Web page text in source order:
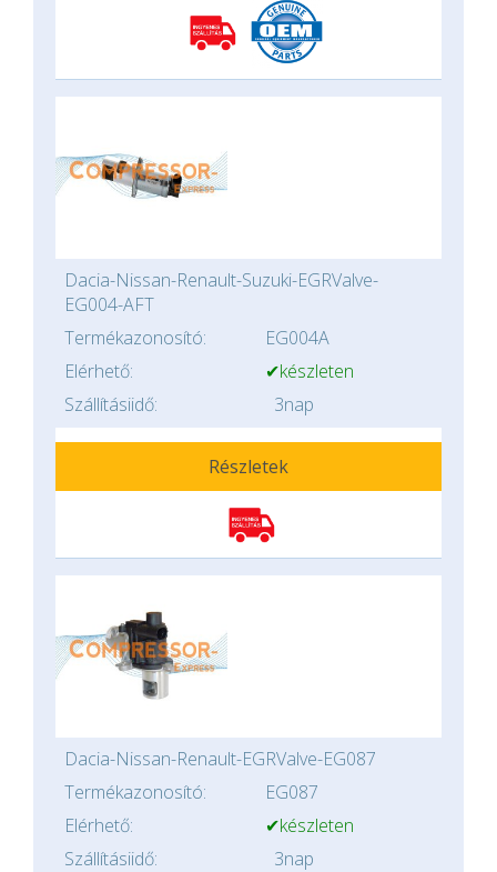
Dacia-Nissan-Renault-Suzuki-EGRValve-
EG004-AFT
Termékazonosító:
EG004A
Elérhető:
✔készleten
Szállításiidő:
3nap
Részletek
Dacia-Nissan-Renault-EGRValve-EG087
Termékazonosító:
EG087
Elérhető:
✔készleten
Szállításiidő:
3nap